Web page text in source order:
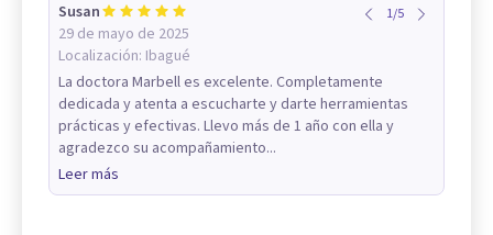
Susan
29 de mayo de 2025
Localización: Ibagué
1/5
La doctora Marbell es excelente. Completamente
dedicada y atenta a escucharte y darte herramientas
prácticas y efectivas. Llevo más de 1 año con ella y
agradezco su acompañamiento...
Leer más